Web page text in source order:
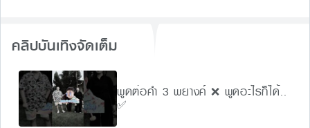
คลิปบันเทิงจัดเต็ม
พูดต่อคำ 3 พยางค์ ❌ พูดอะไรก็ได้..
✅